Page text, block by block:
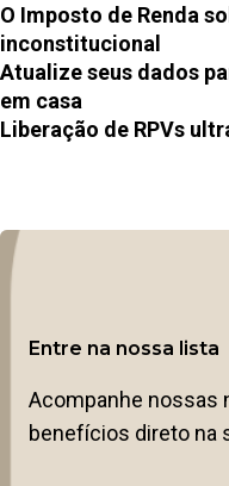
O Imposto de Renda
inconstitucional
Atualize seus dados
em casa
Liberação de RPVs
Entre na nossa lista
Acompanhe nossas
benefícios direto na